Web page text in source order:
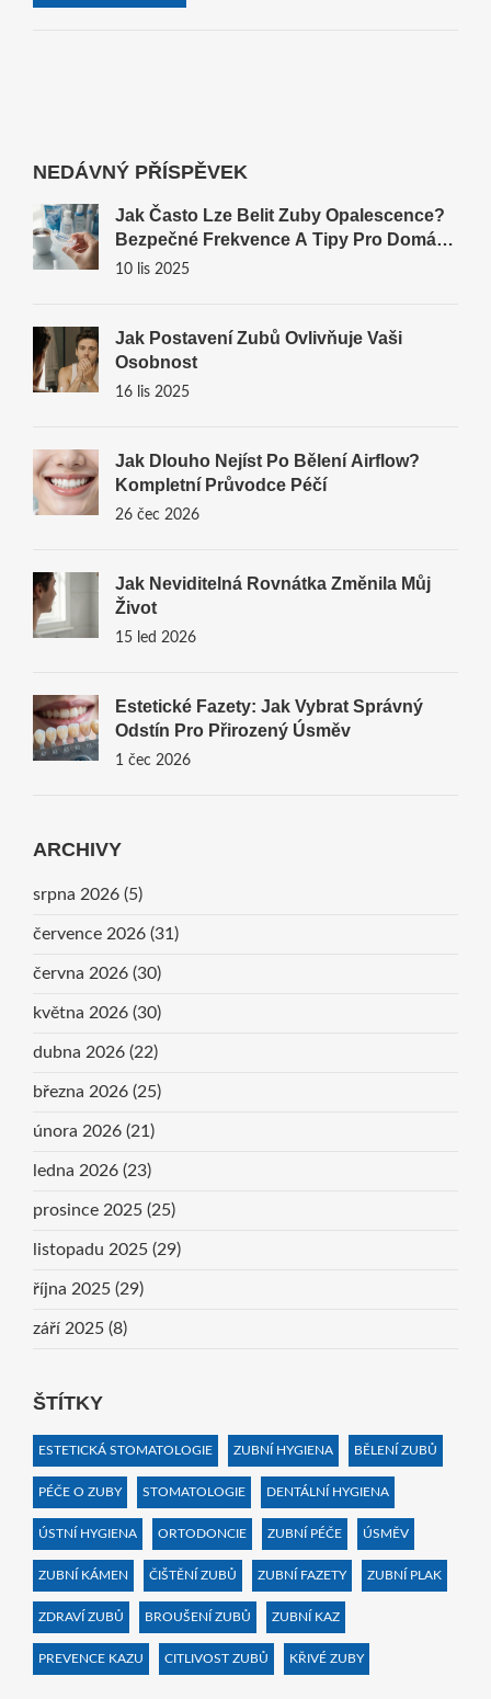
NEDÁVNÝ PŘÍSPĚVEK
Jak Často Lze Belit Zuby Opalescence?
Bezpečné Frekvence A Tipy Pro Domácí
Bělení
10 lis 2025
Jak Postavení Zubů Ovlivňuje Vaši
Osobnost
16 lis 2025
Jak Dlouho Nejíst Po Bělení Airflow?
Kompletní Průvodce Péčí
26 čec 2026
Jak Neviditelná Rovnátka Změnila Můj
Život
15 led 2026
Estetické Fazety: Jak Vybrat Správný
Odstín Pro Přirozený Úsměv
1 čec 2026
ARCHIVY
srpna 2026 (5)
července 2026 (31)
června 2026 (30)
května 2026 (30)
dubna 2026 (22)
března 2026 (25)
února 2026 (21)
ledna 2026 (23)
prosince 2025 (25)
listopadu 2025 (29)
října 2025 (29)
září 2025 (8)
ŠTÍTKY
ESTETICKÁ STOMATOLOGIE ZUBNÍ HYGIENA BĚLENÍ ZUBŮ
PÉČE O ZUBY STOMATOLOGIE DENTÁLNÍ HYGIENA
ÚSTNÍ HYGIENA ORTODONCIE ZUBNÍ PÉČE ÚSMĚV
ZUBNÍ KÁMEN ČIŠTĚNÍ ZUBŮ ZUBNÍ FAZETY ZUBNÍ PLAK
ZDRAVÍ ZUBŮ BROUŠENÍ ZUBŮ ZUBNÍ KAZ
PREVENCE KAZU CITLIVOST ZUBŮ KŘIVÉ ZUBY